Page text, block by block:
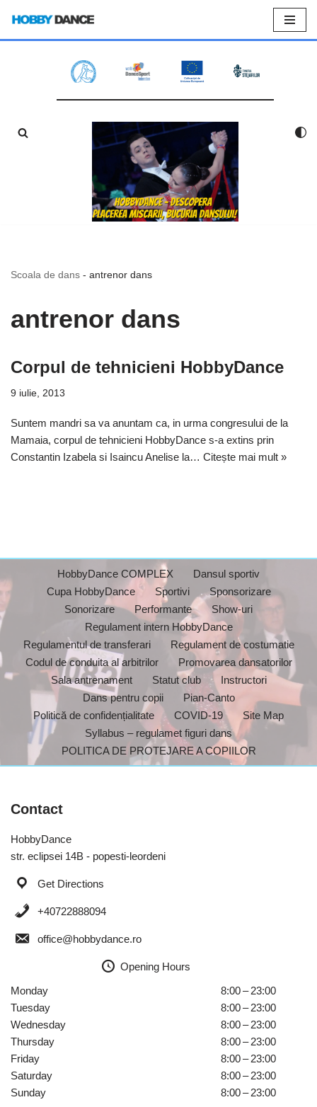
Sari
Scoala de dans - antrenor dans
antrenor dans
Corpul de tehnicieni HobbyDance
9 iulie, 2013
Suntem mandri sa va anuntam ca, in urma congresului de la
Mamaia, corpul de tehnicieni HobbyDance s-a extins prin
Constantin Izabela si Isaincu Anelise la… Citește mai mult »
HobbyDance COMPLEX
Dansul sportiv
Cupa HobbyDance
Sportivi
Sponsorizare
Sonorizare
Performante
Show-uri
Regulament intern HobbyDance
Regulamentul de transferari
Regulament de costumatie
Codul de conduita al arbitrilor
Promovarea dansatorilor
Sala antrenament
Statut club
Instructori
Dans pentru copii
Pian-Canto
Politică de confidențialitate
COVID-19
Site Map
Syllabus – regulamet figuri dans
POLITICA DE PROTEJARE A COPIILOR
Contact
HobbyDance
str. eclipsei 14B - popesti-leordeni
Get Directions
+40722888094
office@hobbydance.ro
Opening Hours
Monday
8:00 – 23:00
Tuesday
8:00 – 23:00
Wednesday
8:00 – 23:00
Thursday
8:00 – 23:00
Friday
8:00 – 23:00
Saturday
8:00 – 23:00
Sunday
8:00 – 23:00